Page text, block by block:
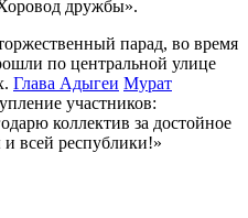
дружбы».
парад, во время
по центральной улице
Глава Адыгеи Мурат
участников:
коллектив за достойное
всей республики!»